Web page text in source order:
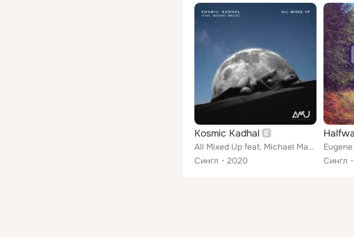
Kosmic Kadhal
All Mixed Up feat. Michael Mazze
Сингл
2020
Сингл